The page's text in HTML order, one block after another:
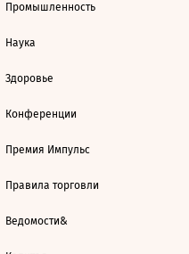
Промышленность
Наука
Здоровье
Конференции
Премия Импульс
Правила торговли
Ведомости&